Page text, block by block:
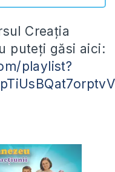
Creația
puteți găsi aici:
playlist?